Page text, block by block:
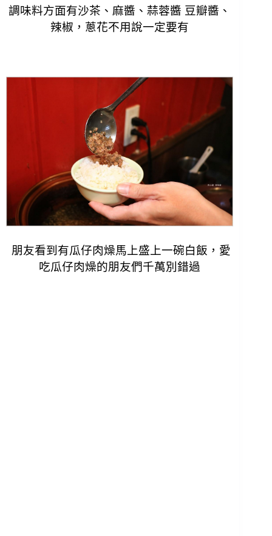
調味料方面有沙茶、麻醬、蒜蓉醬 豆瓣醬、
辣椒，蔥花不用說一定要有
朋友看到有瓜仔肉燥馬上盛上一碗白飯，愛
吃瓜仔肉燥的朋友們千萬別錯過